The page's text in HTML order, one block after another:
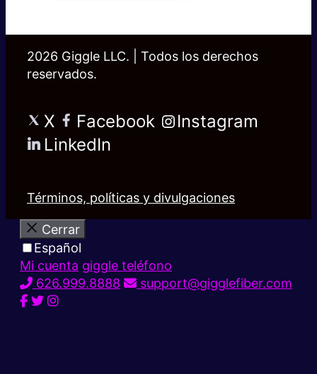
2026 Giggle LLC. | Todos los derechos
reservados.
X Facebook
Instagram
LinkedIn
Términos, políticas y divulgaciones
Cerrar
Español
Mi cuenta giggle teléfono
626.999.8888
support@gigglefiber.com